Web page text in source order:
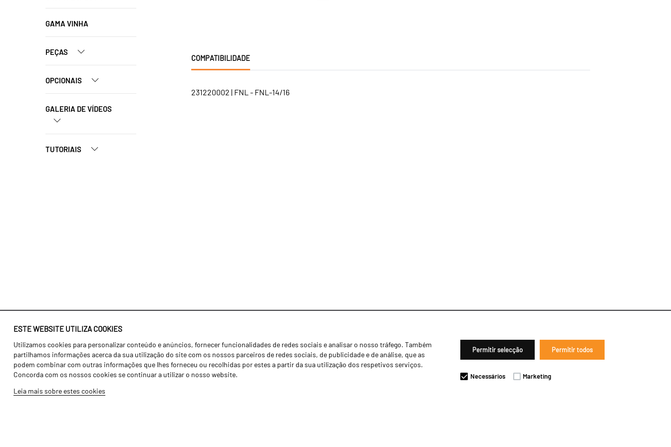
ESTE WEBSITE UTILIZA COOKIES
Utilizamos cookies para personalizar conteúdo e anúncios, fornecer funcionalidades de redes sociais e analisar o nosso tráfego. Também
partilhamos informações acerca da sua utilização do site com os nossos parceiros de redes sociais, de publicidade e de análise, que as
podem combinar com outras informações que lhes forneceu ou recolhidas por estes a partir da sua utilização dos respetivos serviços.
Concorda com os nossos cookies se continuar a utilizar o nosso website.
Leia mais sobre estes cookies
Permitir selecção Permitir todos
Necessários Marketing
GAMA VINHA
PEÇAS
OPCIONAIS
GALERIA DE VÍDEOS
TUTORIAIS
COMPATIBILIDADE
231220002 | FNL - FNL-14/16
Identidade
História
Fábrica / Produção
Recursos Humanos
Agricultura
Transportes
Gama Floresta
Notícias
Concessionários